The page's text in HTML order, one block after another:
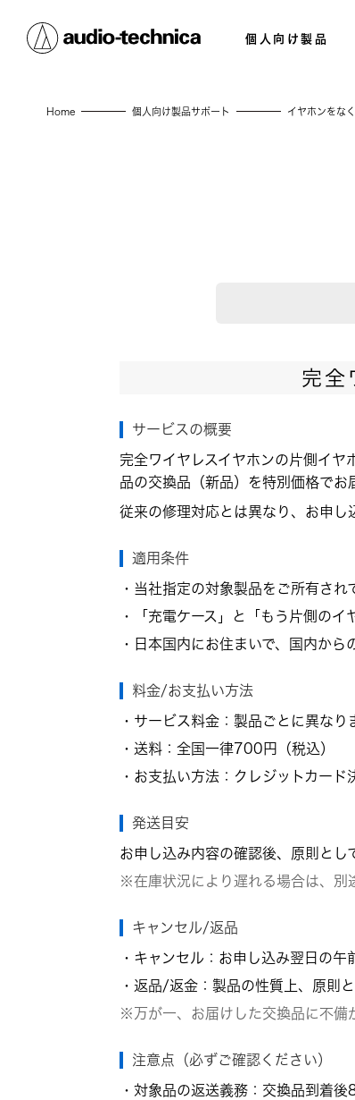
個人向け製品
Home 個人向け製品サポート イヤホンをな
完全
サービスの概要
完全ワイヤレスイヤホンの片側イ
品の交換品（新品）を特別価格でお
従来の修理対応とは異なり、お申
適用条件
・当社指定の対象製品をご所有され
・「充電ケース」と「もう片側の
・日本国内にお住まいで、国内から
料金/お支払い方法
・サービス料金：製品ごとに異なり
・送料：全国一律700円（税込）
・お支払い方法：クレジットカー
発送目安
お申し込み内容の確認後、原則と
※在庫状況により遅れる場合は、別
キャンセル/返品
・キャンセル：お申し込み翌日の午
・返品/返金：製品の性質上、原則
※万が一、お届けした交換品に不備
注意点（必ずご確認ください）
・対象品の返送義務：交換品到着